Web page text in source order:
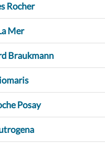
Rocher
Mer
Braukmann
Posay